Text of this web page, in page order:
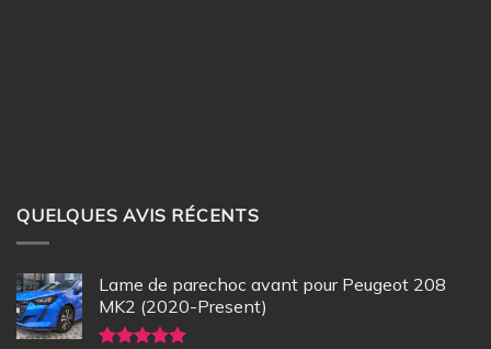
QUELQUES AVIS RÉCENTS
Lame de parechoc avant pour Peugeot 208
MK2 (2020-Present)